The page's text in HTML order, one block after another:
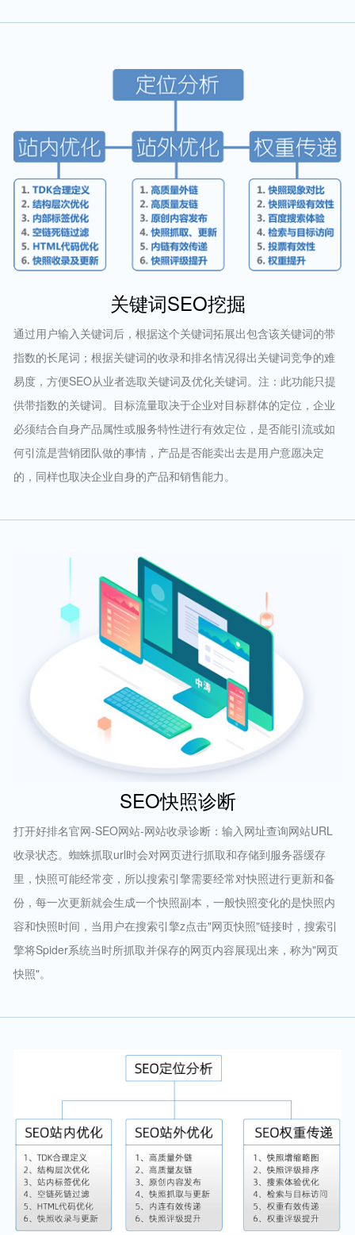
关键词SEO挖掘
通过用户输入关键词后，根据这个关键词拓展出包含该关键词的带
指数的长尾词；根据关键词的收录和排名情况得出关键词竞争的难
易度，方便SEO从业者选取关键词及优化关键词。注：此功能只提
供带指数的关键词。目标流量取决于企业对目标群体的定位，企业
必须结合自身产品属性或服务特性进行有效定位，是否能引流或如
何引流是营销团队做的事情，产品是否能卖出去是用户意愿决定
的，同样也取决企业自身的产品和销售能力。
SEO快照诊断
打开好排名官网-SEO网站-网站收录诊断：输入网址查询网站URL
收录状态。蜘蛛抓取url时会对网页进行抓取和存储到服务器缓存
里，快照可能经常变，所以搜索引擎需要经常对快照进行更新和备
份，每一次更新就会生成一个快照副本，一般快照变化的是快照内
容和快照时间，当用户在搜索引擎z点击"网页快照"链接时，搜索引
擎将Spider系统当时所抓取并保存的网页内容展现出来，称为"网页
快照"。